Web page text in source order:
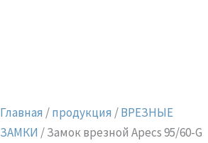
Главная /продукция /ВРЕЗНЫЕ
ЗАМКИ / Замок врезной Apecs 95/60-G